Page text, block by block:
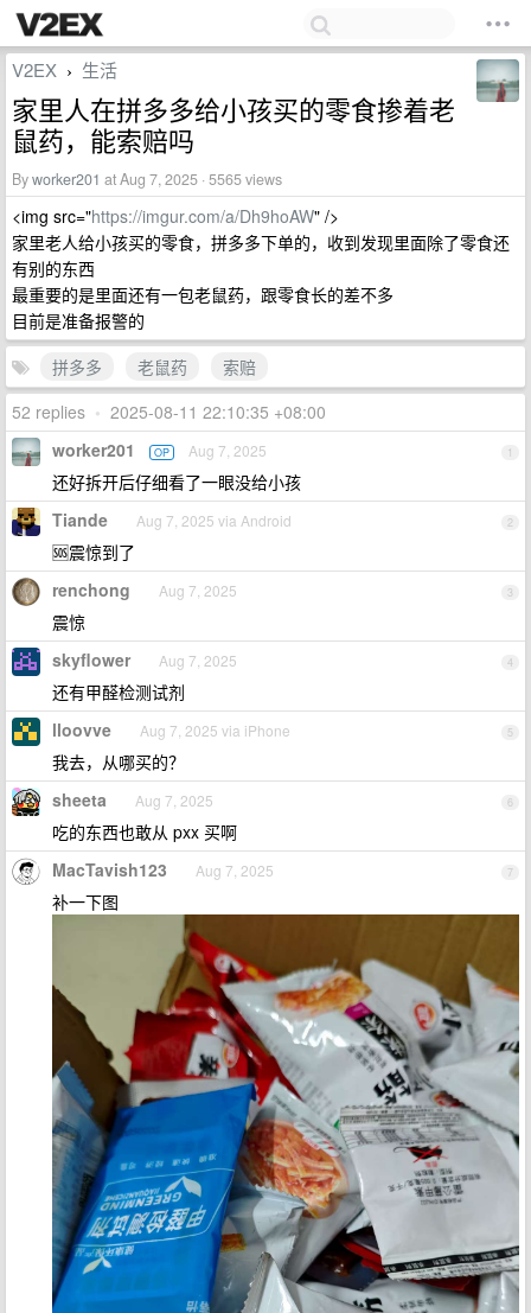
V2EX › 生活
家里人在拼多多给小孩买的零食掺着老
鼠药，能索赔吗
Byworker201 at Aug 7, 2025 · 5565 views
<img src="https://imgur.com/a/Dh9hoAW" />
家里老人给小孩买的零食，拼多多下单的，收到发现里面除了零食还
有别的东西
最重要的是里面还有一包老鼠药，跟零食长的差不多
目前是准备报警的
拼多多
老鼠药
索赔
52 replies • 2025-08-11 22:10:35 +08:00
1
worker201 OP Aug 7, 2025
还好拆开后仔细看了一眼没给小孩
2
Tiande Aug 7, 2025 via Android
🆘震惊到了
3
renchong Aug 7, 2025
震惊
4
skyflower Aug 7, 2025
还有甲醛检测试剂
5
lloovve Aug 7, 2025 via iPhone
我去，从哪买的？
6
sheeta Aug 7, 2025
吃的东西也敢从 pxx 买啊
7
MacTavish123 Aug 7, 2025
补一下图